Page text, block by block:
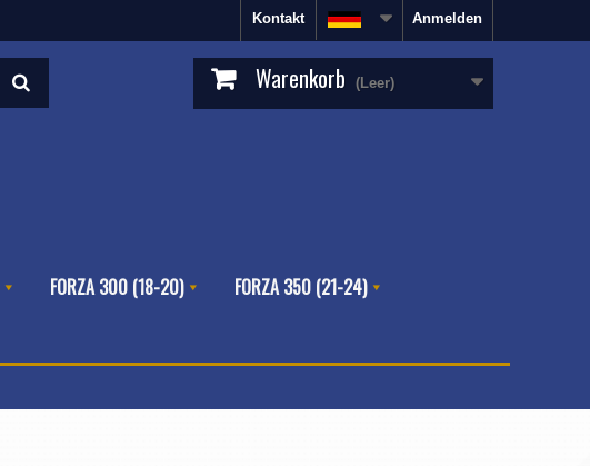
Anmelden
Kontakt
Warenkorb (Leer)
FORZA 300 (18-20)
FORZA 350 (21-24)